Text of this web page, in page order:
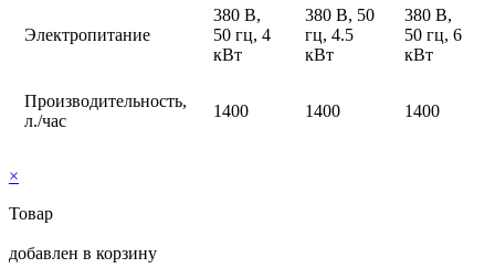
Электропитание
380 В,
50 гц, 4
кВт
380 В, 50
гц, 4.5
кВт
380 В,
50 гц, 6
кВт
Производительность,
л./час
1400 1400 1400
×
Товар
добавлен в корзину